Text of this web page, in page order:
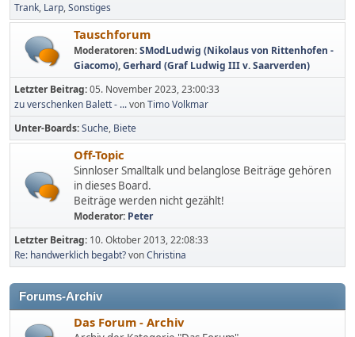
Trank Larp Sonstiges
Tauschforum
Moderatoren:SModLudwig (Nikolaus von Rittenhofen -
Giacomo),Gerhard (Graf Ludwig III v. Saarverden)
Letzter Beitrag:05. November 2023, 23:00:33
zu verschenken Balett - ...vonTimo Volkmar
Unter-Boards Suche Biete
Off-Topic
Sinnloser Smalltalk und belanglose Beiträge gehören
in dieses Board.
Beiträge werden nicht gezählt!
Moderator: Peter
Letzter Beitrag: 10. Oktober 2013, 22:08:33
Re: handwerklich begabt?vonChristina
Forums-Archiv
Das Forum - Archiv